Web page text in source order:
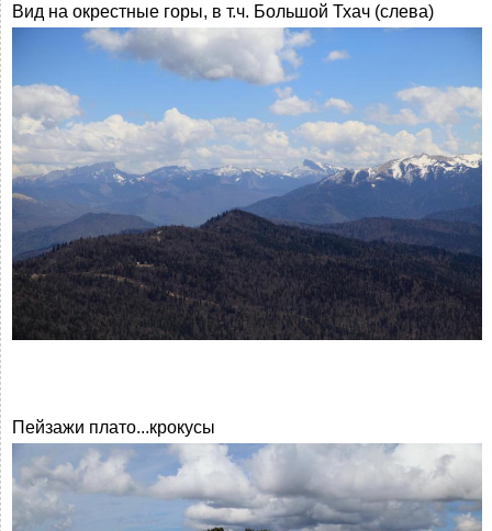
Вид на окрестные горы, в т.ч. Большой Тхач (слева)
Пейзажи плато...крокусы